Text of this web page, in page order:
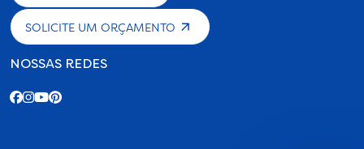
SOLICITE UM ORÇAMENTO
NOSSAS REDES